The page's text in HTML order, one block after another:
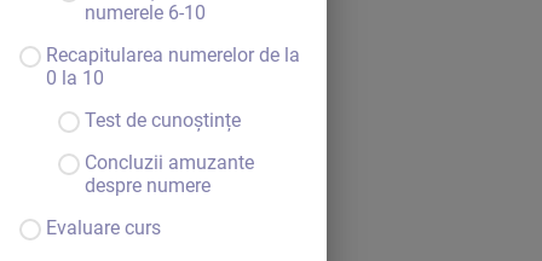
numerele 6-10
Recapitularea numerelor de la
0 la 10
Test de cunoștințe
Concluzii amuzante
despre numere
Evaluare curs